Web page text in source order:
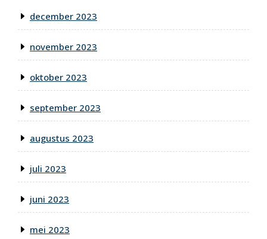
december 2023
november 2023
oktober 2023
september 2023
augustus 2023
juli 2023
juni 2023
mei 2023